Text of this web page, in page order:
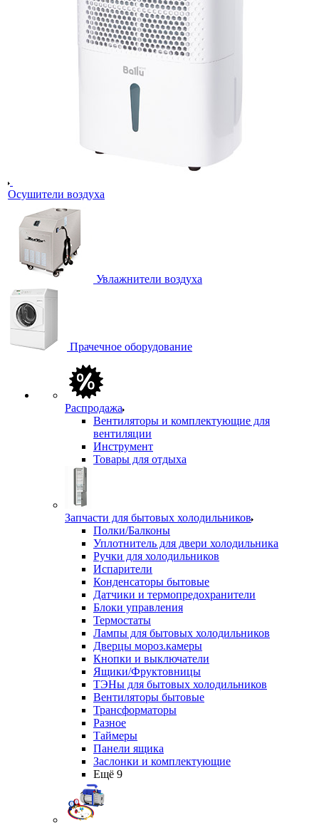
Осушители воздуха
Увлажнители воздуха
Прачечное оборудование
Распродажа
Вентиляторы и комплектующие для
вентиляции
Инструмент
Товары для отдыха
Запчасти для бытовых холодильников
Полки/Балконы
Уплотнитель для двери холодильника
Ручки для холодильников
Испарители
Конденсаторы бытовые
Датчики и термопредохранители
Блоки управления
Термостаты
Лампы для бытовых холодильников
Дверцы мороз.камеры
Кнопки и выключатели
Ящики/Фруктовницы
ТЭНы для бытовых холодильников
Вентиляторы бытовые
Трансформаторы
Разное
Таймеры
Панели ящика
Заслонки и комплектующие
Ещё 9